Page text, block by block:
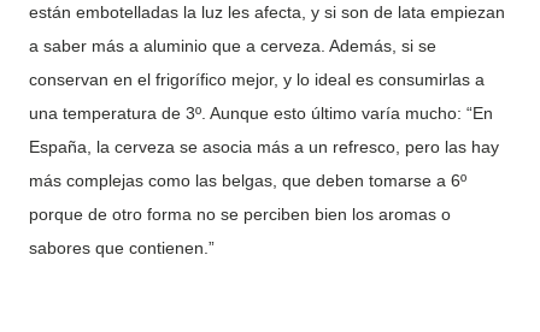
están embotelladas la luz les afecta, y si son de lata empiezan
a saber más a aluminio que a cerveza. Además, si se
conservan en el frigorífico mejor, y lo ideal es consumirlas a
una temperatura de 3º. Aunque esto último varía mucho: “En
España, la cerveza se asocia más a un refresco, pero las hay
más complejas como las belgas, que deben tomarse a 6º
porque de otro forma no se perciben bien los aromas o
sabores que contienen.”